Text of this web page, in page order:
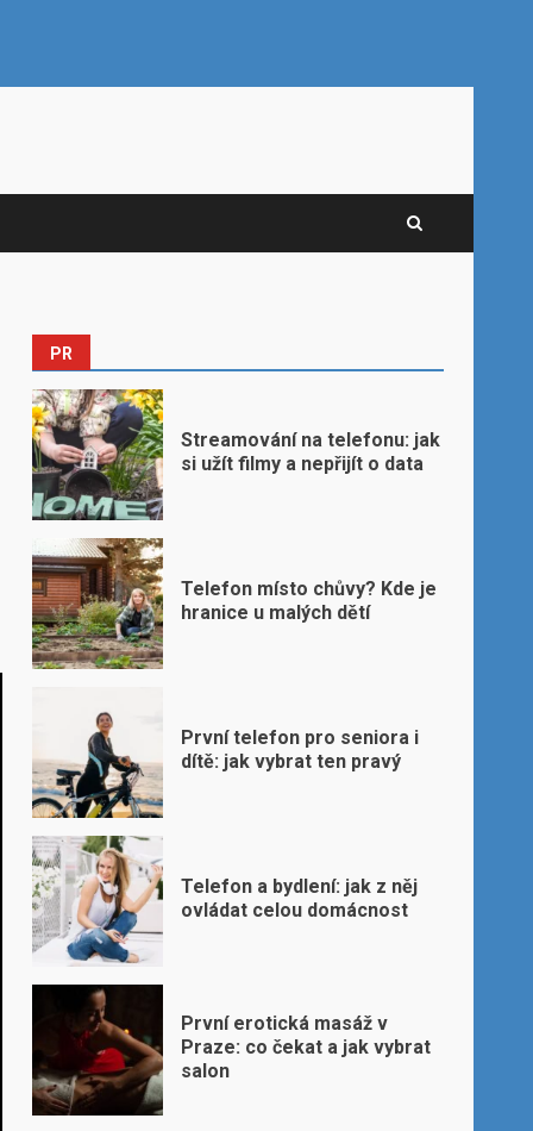
PR
Streamování na telefonu: jak
si užít filmy a nepřijít o data
Telefon místo chůvy? Kde je
hranice u malých dětí
První telefon pro seniora i
dítě: jak vybrat ten pravý
Telefon a bydlení: jak z něj
ovládat celou domácnost
První erotická masáž v
Praze: co čekat a jak vybrat
salon